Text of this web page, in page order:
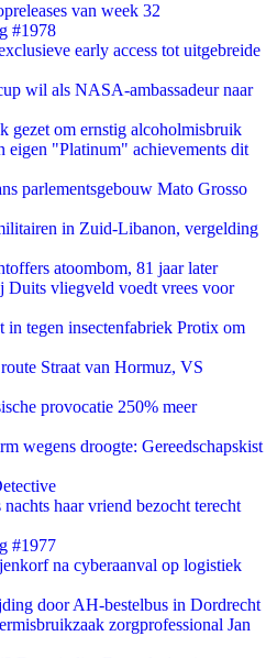
van week 32
#1978
early access tot uitgebreide
wil als NASA-ambassadeur naar
gezet om ernstig alcoholmisbruik
"Platinum" achievements dit
parlementsgebouw Mato Grosso
in Zuid-Libanon, vergelding
atoombom, 81 jaar later
Duits vliegveld voedt vrees voor
tegen insectenfabriek Protix om
Straat van Hormuz, VS
provocatie 250% meer
wegens droogte: Gereedschapskist
haar vriend bezocht terecht
#1977
na cyberaanval op logistiek
door AH-bestelbus in Dordrecht
zorgprofessional Jan